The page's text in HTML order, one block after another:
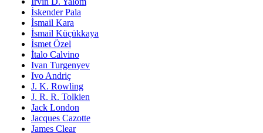
İskender Pala
İsmail Kara
İsmail Küçükkaya
İsmet Özel
İtalo Calvino
Ivan Turgenyev
Ivo Andriç
J. K. Rowling
J. R. R. Tolkien
Jack London
Jacques Cazotte
James Clear